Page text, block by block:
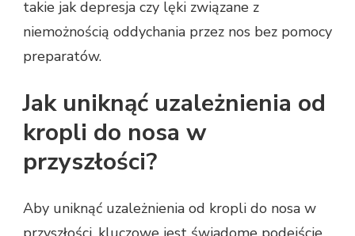
takie jak depresja czy lęki związane z
niemożnością oddychania przez nos bez pomocy
preparatów.
Jak uniknąć uzależnienia od
kropli do nosa w
przyszłości?
Aby uniknąć uzależnienia od kropli do nosa w